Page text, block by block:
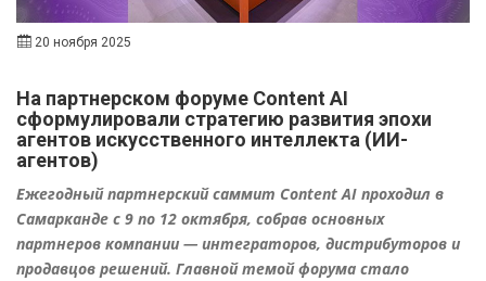
20 ноября 2025
На партнерском форуме Content AI
сформулировали стратегию развития эпохи
агентов искусственного интеллекта (ИИ-
агентов)
Ежегодный партнерский саммит Content AI проходил в
Самарканде с 9 по 12 октября, собрав основных
партнеров компании — интеграторов, дистрибуторов и
продавцов решений. Главной темой форума стало